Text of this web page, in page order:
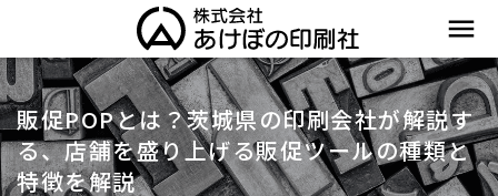
menu
販促POPとは？茨城県の印刷会社が解説す
る、店舗を盛り上げる販促ツールの種類と
特徴を解説